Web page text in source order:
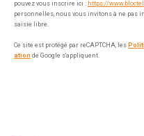
pouvez vous inscrire ici : https://
personnelles, nous vous invitons à ne pas
saisie libre.
Ce site est protégé par reCAPTCHA, les
ation de Google s'appliquent.